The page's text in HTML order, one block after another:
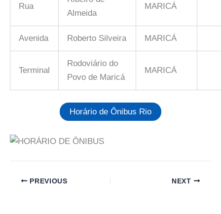
Rua
Almeida
MARICÁ
Avenida Roberto Silveira MARICÁ
Terminal
Rodoviário do
Povo de Maricá
MARICÁ
Horário de Ônibus Rio
PREVIOUS NEXT